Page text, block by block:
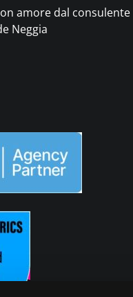
amore dal consulente
Neggia